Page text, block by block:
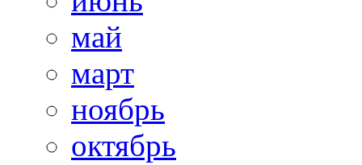
май
март
ноябрь
октябрь